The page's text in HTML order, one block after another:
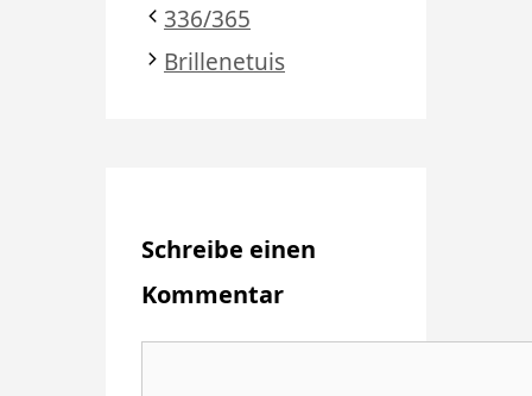
336/365
Brillenetuis
Schreibe einen
Kommentar